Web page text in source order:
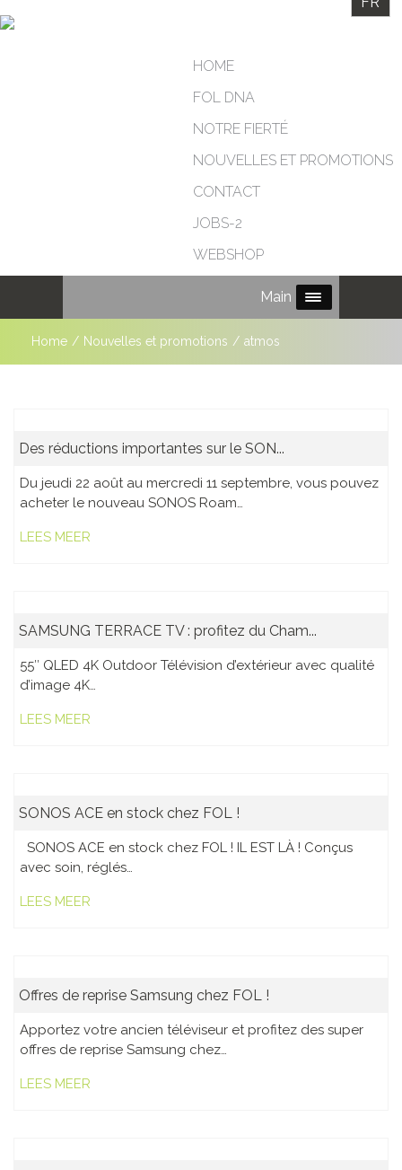
HOME
FOL DNA
NOTRE FIERTÉ
NOUVELLES ET PROMOTIONS
CONTACT
JOBS-2
WEBSHOP
Main Menu
Home / Nouvelles et promotions / atmos
Des réductions importantes sur le SON...
Du jeudi 22 août au mercredi 11 septembre, vous pouvez
acheter le nouveau SONOS Roam…
LEES MEER
SAMSUNG TERRACE TV : profitez du Cham...
55″ QLED 4K Outdoor Télévision d’extérieur avec qualité
d’image 4K…
LEES MEER
SONOS ACE en stock chez FOL !
SONOS ACE en stock chez FOL ! IL EST LÀ ! Conçus
avec soin, réglés…
LEES MEER
Offres de reprise Samsung chez FOL !
Apportez votre ancien téléviseur et profitez des super
offres de reprise Samsung chez…
LEES MEER